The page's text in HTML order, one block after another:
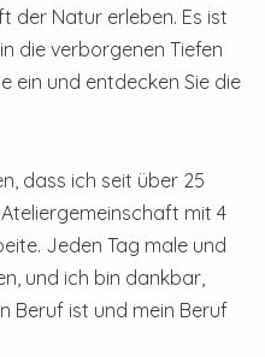
der Natur erleben. Es ist
die verborgenen Tiefen
ein und entdecken Sie die
dass ich seit über 25
mit 4
Jeden Tag male und
und ich bin dankbar,
Beruf ist und mein Beruf